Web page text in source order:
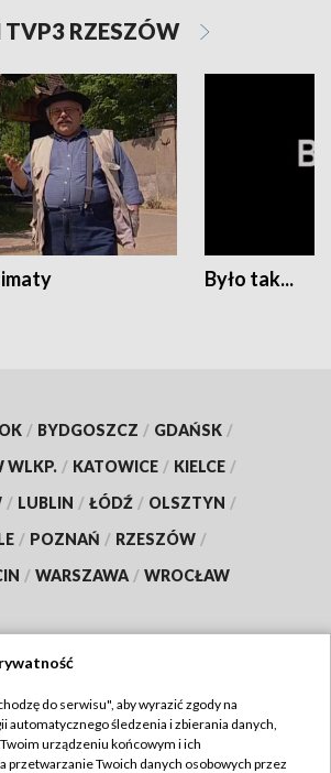
RZESZÓW
Było tak...
/ BYDGOSZCZ / GDAŃSK /
WLKP. / KATOWICE / KIELCE /
/ LUBLIN / ŁÓDŹ / OLSZTYN /
/ POZNAŃ / RZESZÓW /
/ WARSZAWA / WROCŁAW
TVP
do serwisu", aby wyrazić zgody na
automatycznego śledzenia i zbierania danych,
urządzeniu końcowym i ich
przetwarzanie Twoich danych osobowych przez